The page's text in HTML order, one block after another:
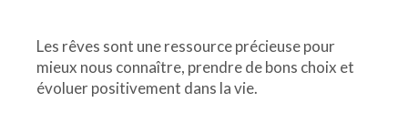
Les rêves sont une ressource précieuse pour
mieux nous connaître, prendre de bons choix et
évoluer positivement dans la vie.